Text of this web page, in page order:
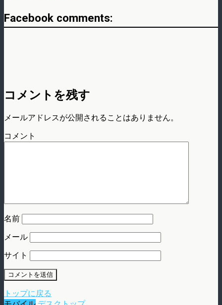
Facebook comments:
コメントを残す
メールアドレスが公開されることはありません。
コメント
名前
メール
サイト
トップに戻る